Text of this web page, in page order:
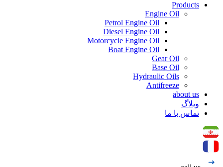
Products
Engine Oil
Petrol Engine Oil
Diesel Engine Oil
Motorcycle Engine Oil
Boat Engine Oil
Gear Oil
Base Oil
Hydraulic Oils
Antifreeze
about us
وبلاگ
تماس با ما